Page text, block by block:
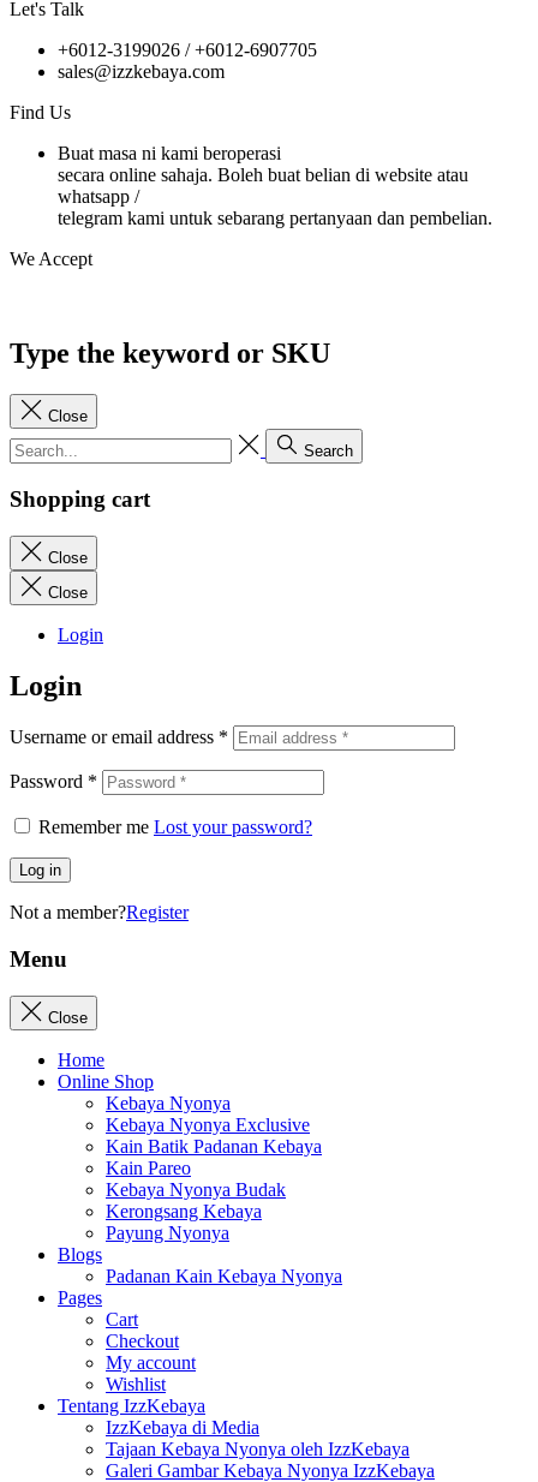
Let's Talk
+6012-3199026 / +6012-6907705
sales@izzkebaya.com
Find Us
Buat masa ni kami beroperasi
secara online sahaja. Boleh buat belian di website atau
whatsapp /
telegram kami untuk sebarang pertanyaan dan pembelian.
We Accept
Type the keyword or SKU
Close
Search
Shopping cart
Close
Close
Login
Login
Username or email address *
Password *
Remember me Lost your password?
Log in
Not a member?Register
Menu
Close
Home
Online Shop
Kebaya Nyonya
Kebaya Nyonya Exclusive
Kain Batik Padanan Kebaya
Kain Pareo
Kebaya Nyonya Budak
Kerongsang Kebaya
Payung Nyonya
Blogs
Padanan Kain Kebaya Nyonya
Pages
Cart
Checkout
My account
Wishlist
Tentang IzzKebaya
IzzKebaya di Media
Tajaan Kebaya Nyonya oleh IzzKebaya
Galeri Gambar Kebaya Nyonya IzzKebaya